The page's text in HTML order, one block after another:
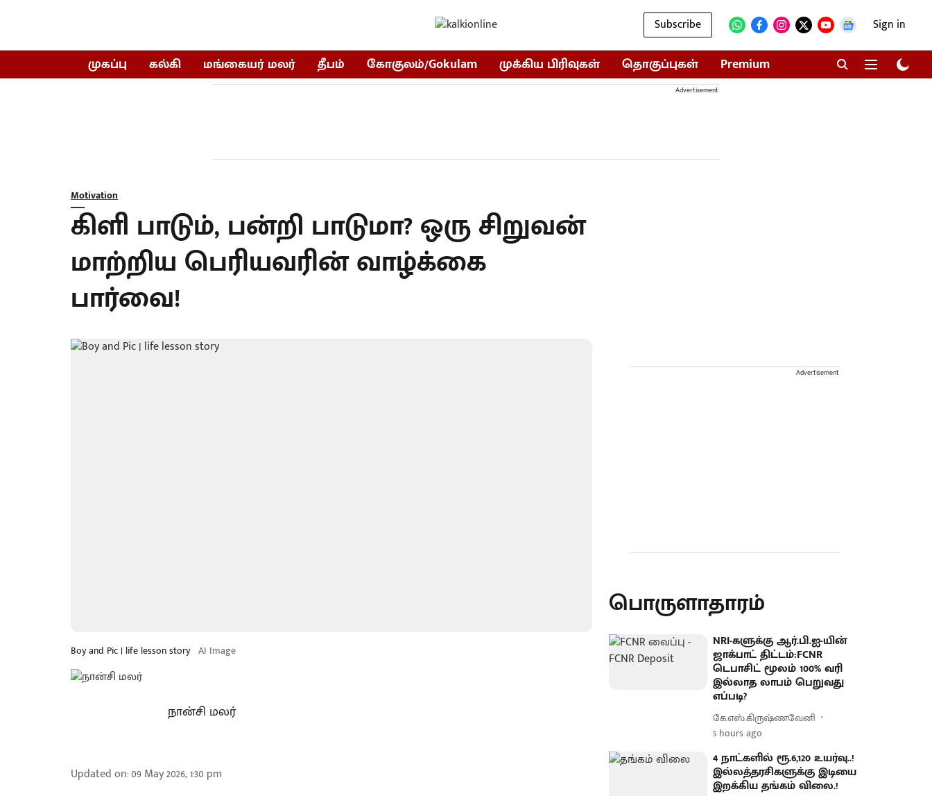
Subscribe Sign in
முகப்பு கல்கி மங்கையர் மலர் தீபம் கோகுலம்/Gokulam முக்கிய பிரிவுகள் தொகுப்புகள் Premium
Advertisement
Motivation
கிளி பாடும், பன்றி பாடுமா? ஒரு சிறுவன்
மாற்றிய பெரியவரின் வாழ்க்கை
பார்வை!
Boy and Pic | life lesson story AI Image
நான்சி மலர்
Updated on:09 May 2026, 1:30 pm
Advertisement
பொருளாதாரம்
NRI-களுக்கு ஆர்.பி.ஐ-யின்
ஜாக்பாட் திட்டம்:FCNR
டெபாசிட் மூலம் 100% வரி
இல்லாத லாபம் பெறுவது
எப்படி?
கே.எஸ்.கிருஷ்ணவேனி
5 hours ago
4 நாட்களில் ரூ.6,120 உயர்வு..!
இல்லத்தரசிகளுக்கு இடியை
இறக்கிய தங்கம் விலை.!